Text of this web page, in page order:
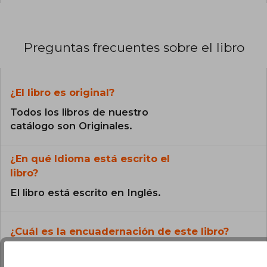
Preguntas frecuentes sobre el libro
¿El libro es original?
Todos los libros de nuestro
catálogo son Originales.
¿En qué Idioma está escrito el
libro?
El libro está escrito en Inglés.
¿Cuál es la encuadernación de este libro?